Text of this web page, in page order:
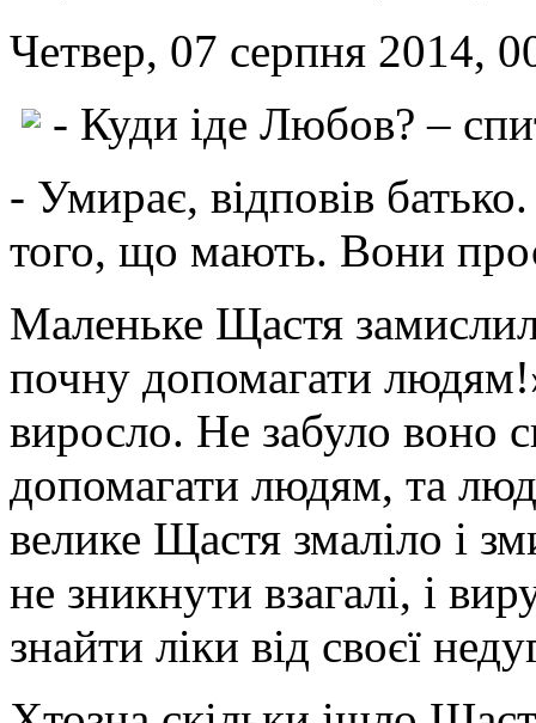
Четвер, 07 серпня 2014,
- Куди іде Любов? –
- Умирає, відповів
того, що мають. Вони
Маленьке Щастя
почну допомагати
виросло. Не забуло воно
допомагати людям, та
велике Щастя змаліло і
не зникнути взагалі, і
знайти ліки від своєї